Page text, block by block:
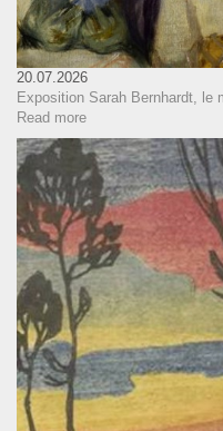
20.07.2026
Exposition Sarah Bernhardt,
Read more